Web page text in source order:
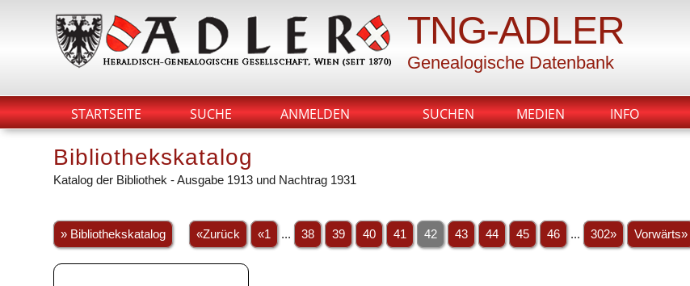
TNG-ADLER
Genealogische Datenbank
STARTSEITE SUCHE ANMELDEN SUCHEN MEDIEN INFO
Bibliothekskatalog
Katalog der Bibliothek - Ausgabe 1913 und Nachtrag 1931
» Bibliothekskatalog «Zurück «1 ... 38 39 40 41 42 43 44 45 46 ... 302» Vorwärts»